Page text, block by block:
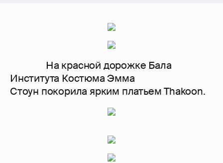
На красной дорожке Бала
Института Костюма Эмма
Стоун покорила ярким платьем Thakoon.